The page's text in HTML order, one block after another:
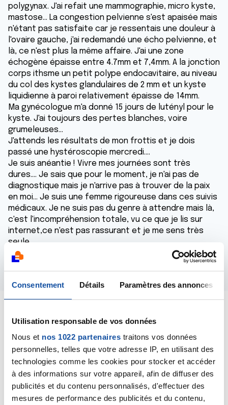
Consentement Détails Paramètres des annonces
Utilisation responsable de vos données
Nous et nos 1022 partenaires traitons vos données
personnelles, telles que votre adresse IP, en utilisant des
technologies comme les cookies pour stocker et accéder
à des informations sur votre appareil, afin de diffuser des
publicités et du contenu personnalisés, d'effectuer des
mesures de performance des publicités et du contenu,
polygynax. J'ai refait une mammographie, micro kyste,
mastose... La congestion pelvienne s'est apaisée mais
n'étant pas satisfaite car je ressentais une douleur à
l'ovaire gauche, j'ai redemandé une écho pelvienne, et
là, ce n'est plus la même affaire. J'ai une zone
échogène épaisse entre 4.7mm et 7,4mm. A la jonction
corps ithsme un petit polype endocavitaire, au niveau
du col des kystes glandulaires de 2 mm et un kyste
liquidienne à paroi relativement épaisse de 14mm.
Ma gynécologue m'a donné 15 jours de lutényl pour le
kyste. J'ai toujours des pertes blanches, voire
grumeleuses...
J'attends les résultats de mon frottis et je dois
passé une hystéroscopie mercredi....
Je suis anéantie ! Vivre mes journées sont très
dures.... Je sais que pour le moment, je n'ai pas de
diagnostique mais je n'arrive pas à trouver de la paix
en moi... Je suis une femme rigoureuse dans ces suivis
médicaux. Je ne suis pas du genre à attendre mais là,
c'est l'incompréhension totale, vu ce que je lis sur
internet,ce n'est pas rassurant et je me sens très
seule.....
Répondre
Dr A.Marceau
Bonjour,